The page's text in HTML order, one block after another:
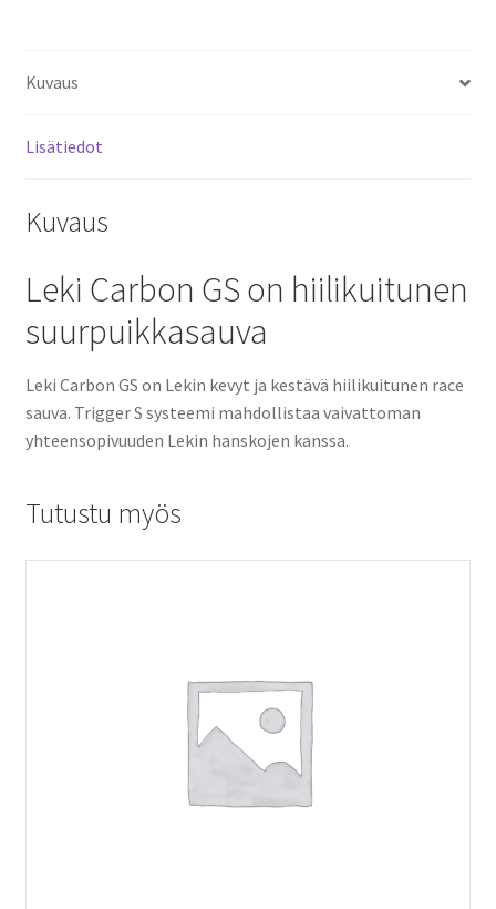
Kuvaus
Lisätiedot
Kuvaus
Leki Carbon GS on hiilikuitunen
suurpuikkasauva
Leki Carbon GS on Lekin kevyt ja kestävä hiilikuitunen race
sauva. Trigger S systeemi mahdollistaa vaivattoman
yhteensopivuuden Lekin hanskojen kanssa.
Tutustu myös